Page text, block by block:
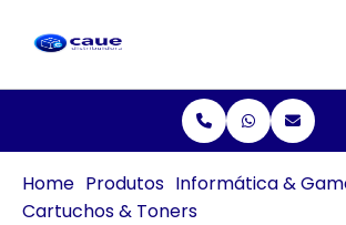
Home Produtos Informática &
Cartuchos & Toners